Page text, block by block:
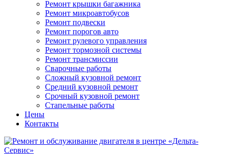
Ремонт крышки багажника
Ремонт микроавтобусов
Ремонт подвески
Ремонт порогов авто
Ремонт рулевого управления
Ремонт тормозной системы
Ремонт трансмиссии
Сварочные работы
Сложный кузовной ремонт
Средний кузовной ремонт
Срочный кузовной ремонт
Стапельные работы
Цены
Контакты